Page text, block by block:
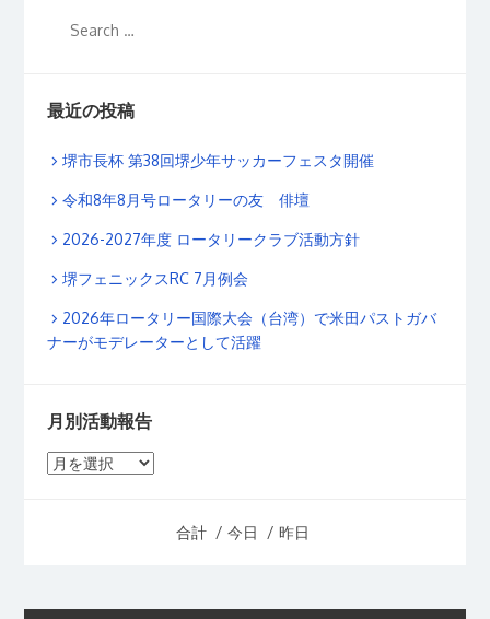
最近の投稿
堺市長杯 第38回堺少年サッカーフェスタ開催
令和8年8月号ロータリーの友 俳壇
2026-2027年度 ロータリークラブ活動方針
堺フェニックスRC 7月例会
2026年ロータリー国際大会（台湾）で米田パストガバ
ナーがモデレーターとして活躍
月別活動報告
月
合計 / 今日 / 昨日